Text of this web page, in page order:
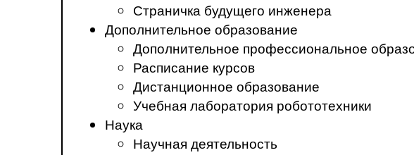
Страничка будущего инженера
Дополнительное образование
Дополнительное профессиональное
Расписание курсов
Дистанционное образование
Учебная лаборатория робототехники
Наука
Научная деятельность